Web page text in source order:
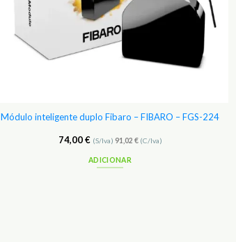
Módulo inteligente duplo Fibaro – FIBARO – FGS-224
74,00€ (S/Iva) 91,02 €(C/Iva)
ADICIONAR